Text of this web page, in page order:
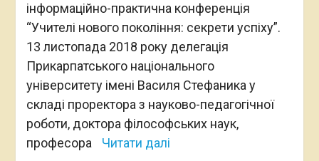
інформаційно-практична конференція
“Учителі нового покоління: секрети успіху”.
13 лиcтопада 2018 року делегація
Прикарпатського національного
університету імені Василя Стефаника у
складі проректора з науково-педагогічної
роботи, доктора філософських наук,
професора
Читати далі